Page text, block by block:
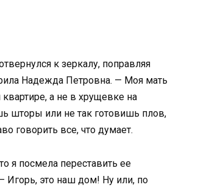
к зеркалу, поправляя
Надежда Петровна. — Моя мать
а не в хрущевке на
шторы или не так готовишь плов,
говорить все, что думает.
я посмела переставить ее
Игорь, это наш дом! Ну или, по